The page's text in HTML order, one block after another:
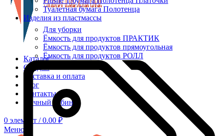
Каталог
Скидки
Доставка и оплата
Блог
Контакты
Личный кабинет
0 элемент / 0.00 ₽
Меню
Туалетная бумага Полотенца
Изделия из пластмассы
Для уборки
Ёмкость для продуктов ПРАКТИК
Ёмкость для продуктов прямоугольная
Ёмкость для продуктов РОЛЛ